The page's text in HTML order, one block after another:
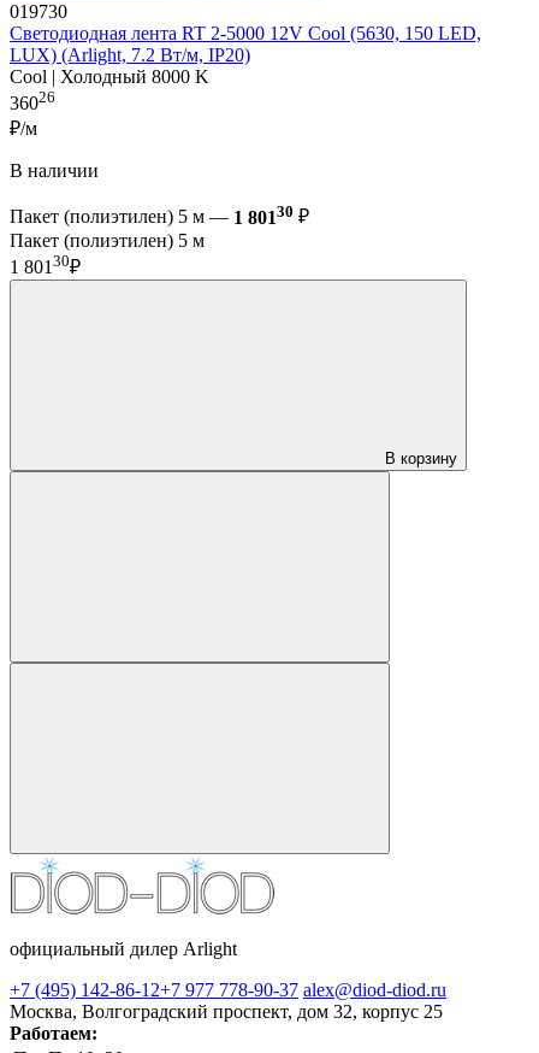
019730
Светодиодная лента RT 2-5000 12V Cool (5630, 150 LED,
LUX) (Arlight, 7.2 Вт/м, IP20)
Cool | Холодный 8000 K
36026
₽/м
В наличии
Пакет (полиэтилен) 5 м — 1 80130 ₽
Пакет (полиэтилен) 5 м
1 801 30₽
В корзину
официальный дилер Arlight
+7 (495) 142-86-12+7 977 778-90-37 alex@diod-diod.ru
Москва, Волгоградский проспект, дом 32, корпус 25
Работаем: